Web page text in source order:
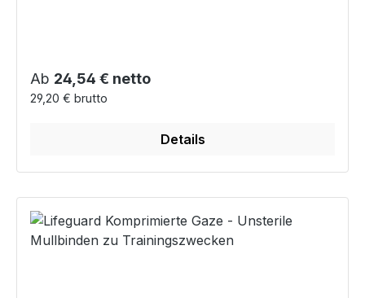
Regulärer Preis:
Ab 24,54 € netto
29,20 € brutto
Details